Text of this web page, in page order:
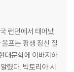
런던에서 태어났
프는 평생 정신 질
대문학에 이바지하
리아 시